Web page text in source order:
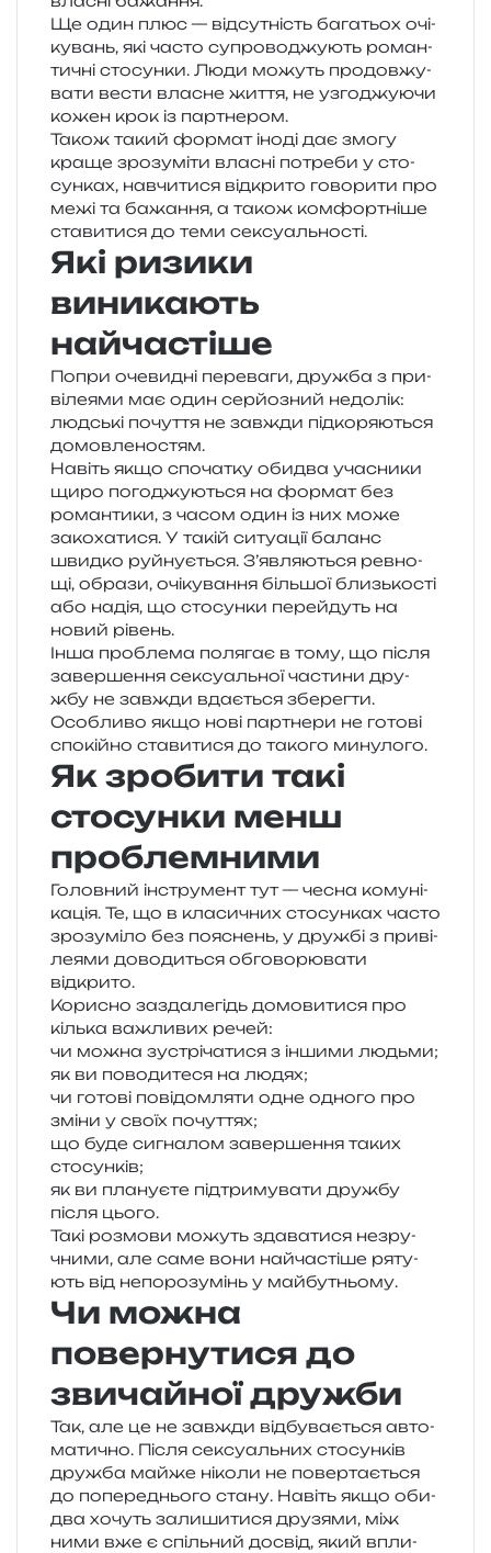
Ще один плюс — від­су­тність бага­тьох очі­
ку­вань, які часто супро­во­джу­ють роман­
ти­чні сто­сун­ки. Люди можуть про­дов­жу­
ва­ти вести вла­сне життя, не узго­джу­ю­чи
кожен крок із партнером.
Також такий фор­мат іноді дає змогу
краще зро­зу­мі­ти вла­сні потре­би у сто­
сун­ках, навчи­ти­ся від­кри­то гово­ри­ти про
межі та бажа­н­ня, а також ком­фор­тні­ше
ста­ви­ти­ся до теми сексуальності.
Які ризики
виникають
найчастіше
Попри оче­ви­дні пере­ва­ги, дру­жба з при­
ві­ле­я­ми має один сер­йо­зний недо­лік:
люд­ські почу­т­тя не зав­жди під­ко­ря­ю­ться
домовленостям.
Навіть якщо спо­ча­тку оби­два уча­сни­ки
щиро пого­джу­ю­ться на фор­мат без
роман­ти­ки, з часом один із них може
зако­ха­ти­ся. У такій ситу­а­ції баланс
швид­ко руй­ну­є­ться. З’являються рев­но­
щі, обра­зи, очі­ку­ва­н­ня біль­шої близь­ко­сті
або надія, що сто­сун­ки пере­йдуть на
новий рівень.
Інша про­бле­ма поля­гає в тому, що після
завер­ше­н­ня сексу­аль­ної части­ни дру­
жбу не зав­жди вда­є­ться збе­рег­ти.
Особливо якщо нові пар­тне­ри не гото­ві
спо­кій­но ста­ви­ти­ся до тако­го минулого.
Як зробити такі
стосунки менш
проблемними
Головний інстру­мент тут — чесна кому­ні­
ка­ція. Те, що в кла­си­чних сто­сун­ках часто
зро­зумі­ло без пояснень, у дру­жбі з при­ві­
ле­я­ми дово­ди­ться обго­во­рю­ва­ти
відкрито.
Корисно зазда­ле­гідь домо­ви­ти­ся про
кіль­ка важли­вих речей:
чи можна зустрі­ча­ти­ся з інши­ми людьми;
як ви пово­ди­те­ся на людях;
чи гото­ві пові­дом­ля­ти одне одно­го про
зміни у своїх почуттях;
що буде сигна­лом завер­ше­н­ня таких
стосунків;
як ви пла­ну­є­те під­три­му­ва­ти дру­жбу
після цього.
Такі роз­мо­ви можуть зда­ва­ти­ся незру­
чни­ми, але саме вони най­ча­сті­ше ряту­
ють від непо­ро­зу­мінь у майбутньому.
Чи можна
повернутися до
звичайної дружби
Так, але це не зав­жди від­бу­ва­є­ться авто­
ма­ти­чно. Після сексу­аль­них сто­сун­ків
дру­жба майже ніко­ли не повер­та­є­ться
до попе­ре­дньо­го стану. Навіть якщо оби­
два хочуть зали­ши­ти­ся дру­зя­ми, між
ними вже є спіль­ний досвід, який впли­